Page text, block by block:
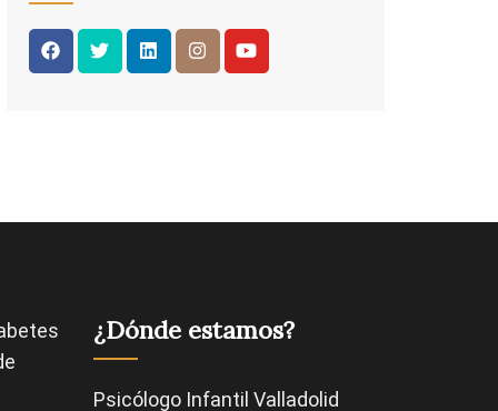
¿Dónde estamos?
Psicólogo Infantil Valladolid